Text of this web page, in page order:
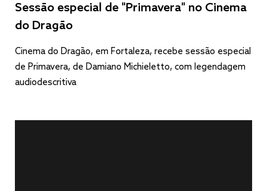
Sessão especial de "Primavera" no Cinema
do Dragão
Cinema do Dragão, em Fortaleza, recebe sessão especial
de Primavera, de Damiano Michieletto, com legendagem
audiodescritiva